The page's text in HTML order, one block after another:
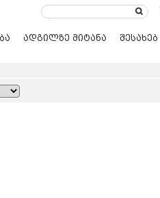
ადგილზე მიტანა შესახებ